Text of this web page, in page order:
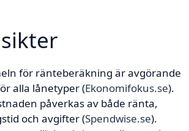
för ränteberäkning är avgörande
alla lånetyper (Ekonomifokus.se).
påverkas av både ränta,
och avgifter (Spendwise.se).